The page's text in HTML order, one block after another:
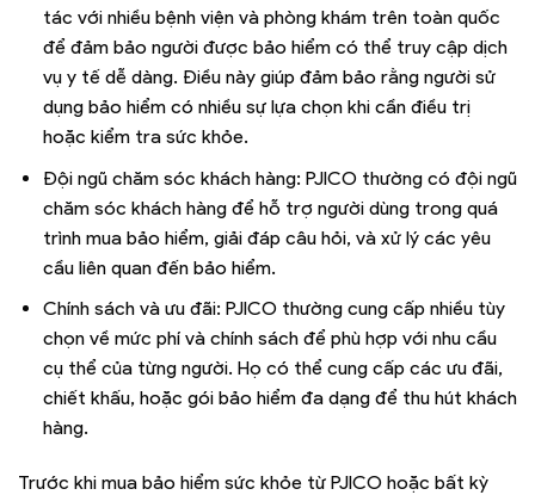
tác với nhiều bệnh viện và phòng khám trên toàn quốc
để đảm bảo người được bảo hiểm có thể truy cập dịch
vụ y tế dễ dàng. Điều này giúp đảm bảo rằng người sử
dụng bảo hiểm có nhiều sự lựa chọn khi cần điều trị
hoặc kiểm tra sức khỏe.
Đội ngũ chăm sóc khách hàng: PJICO thường có đội ngũ
chăm sóc khách hàng để hỗ trợ người dùng trong quá
trình mua bảo hiểm, giải đáp câu hỏi, và xử lý các yêu
cầu liên quan đến bảo hiểm.
Chính sách và ưu đãi: PJICO thường cung cấp nhiều tùy
chọn về mức phí và chính sách để phù hợp với nhu cầu
cụ thể của từng người. Họ có thể cung cấp các ưu đãi,
chiết khấu, hoặc gói bảo hiểm đa dạng để thu hút khách
hàng.
Trước khi mua bảo hiểm sức khỏe từ PJICO hoặc bất kỳ